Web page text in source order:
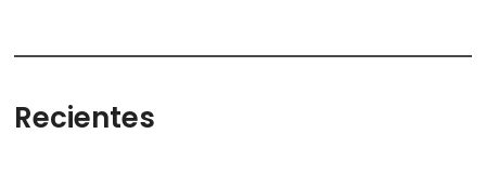
Recientes